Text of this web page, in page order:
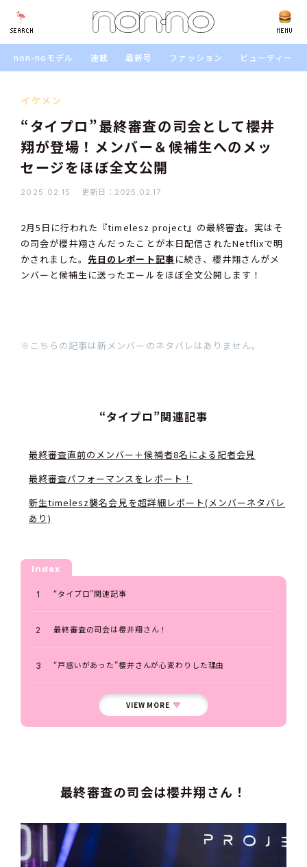
SEARCH MENU
SEARCH
non-noモデル 連載 最新号 ファッション ビューティー
イケメン
“タイプロ”最終審査の司会として櫻井
翔が登場！メンバー＆候補生へのメッ
セージをほぼ全文公開
2025.02.15 更新日： 2025.02.17
2月5日に行われた『timelesz project』の最終審査。実はそ
の司会が櫻井翔さんだったことが本日配信されたNetflixで明
かされました。 先日のレポート記事に続き、櫻井翔さんがメ
ンバーと候補生に送ったエールをほぼ全文公開します！
※こちらの記事は新メンバーのネタバレはありません。
“タイプロ”関連記事
最終審査直前のメンバー＋候補者8名による記者会見
最終審査パフォーマンスをレポート！
新生timelesz襲名会見を超詳細レポート(メンバーネタバレ
あり)
Index
“タイプロ”関連記事
最終審査の司会は櫻井翔さん！
“戸惑いがあった”櫻井さんが心変わりした理由
VIEW MORE
最終審査の司会は櫻井翔さん！